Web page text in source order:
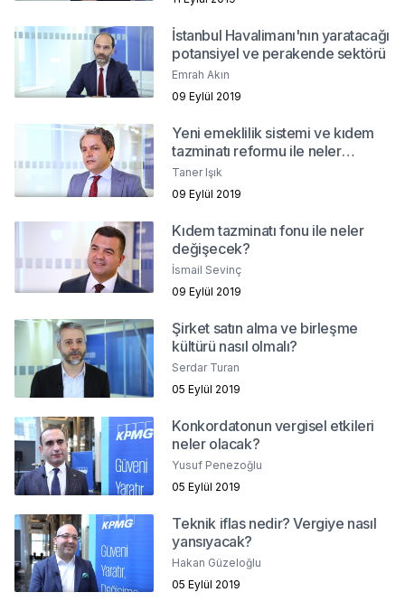
İstanbul Havalimanı'nın yaratacağı
potansiyel ve perakende sektörü
Emrah Akın
09 Eylül 2019
Yeni emeklilik sistemi ve kıdem
tazminatı reformu ile neler
değişecek?
Taner Işık
09 Eylül 2019
Kıdem tazminatı fonu ile neler
değişecek?
İsmail Sevinç
09 Eylül 2019
Şirket satın alma ve birleşme
kültürü nasıl olmalı?
Serdar Turan
05 Eylül 2019
Konkordatonun vergisel etkileri
neler olacak?
Yusuf Penezoğlu
05 Eylül 2019
Teknik iflas nedir? Vergiye nasıl
yansıyacak?
Hakan Güzeloğlu
05 Eylül 2019